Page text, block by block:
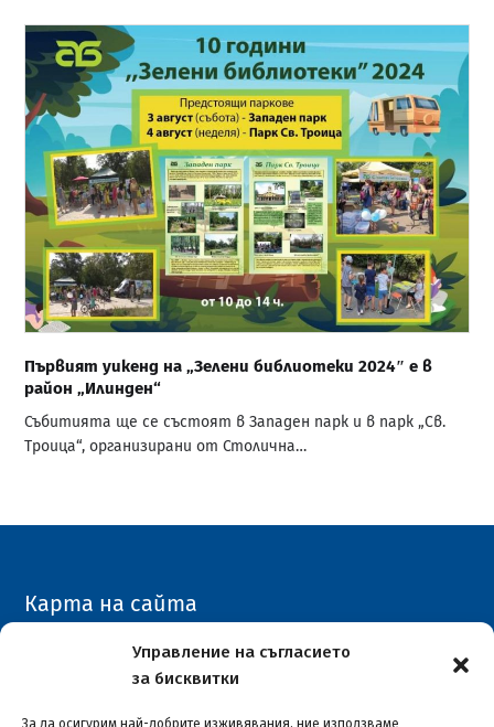
Управление на съгласието
за бисквитки
За да осигурим най-добрите изживявания, ние използваме
Първият уикенд на „Зелени библиотеки 2024″ е в
район „Илинден“
Събитията ще се състоят в Западен парк и в парк „Св.
Троица“, организирани от Столична…
Карта на сайта
Архивен сайт